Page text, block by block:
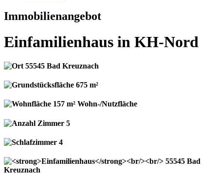
Immobilienangebot
Einfamilienhaus in KH-Nord
55545 Bad Kreuznach
675 m²
157 m² Wohn-/Nutzfläche
5
4